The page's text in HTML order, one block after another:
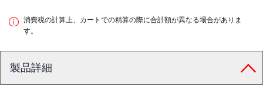
消費税の計算上、カートでの精算の際に合計額が異なる場合がありま
す。
製品詳細